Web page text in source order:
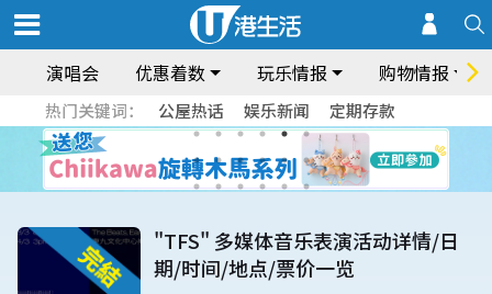
演唱会 优惠着数 玩乐情报 购物情报
热门关键词： 公屋热话 娱乐新闻 定期存款
"TFS" 多媒体音乐表演活动详情/日
期/时间/地点/票价一览